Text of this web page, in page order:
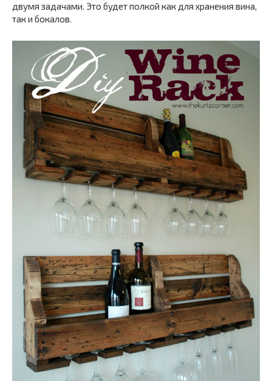
двумя задачами. Это будет полкой как для хранения вина,
так и бокалов.